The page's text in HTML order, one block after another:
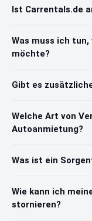
Ist Carrentals.de
Was muss ich
möchte?
Gibt es
Welche Art von
Autoanmietung?
Was ist ein
Wie kann ich
stornieren?